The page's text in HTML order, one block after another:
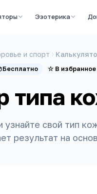
Эзотерика
и спорт
Бесплатно ☆ В избранное
типа
свой тип
результат на